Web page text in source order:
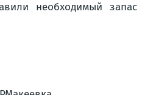
необходимый запас